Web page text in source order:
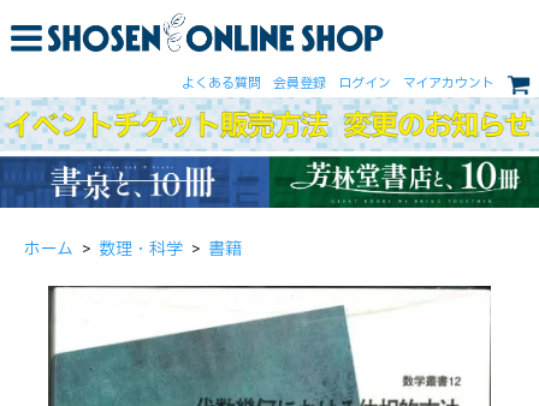
よくある質問 会員登録 ログイン マイアカウント
ホーム > 数理・科学 > 書籍